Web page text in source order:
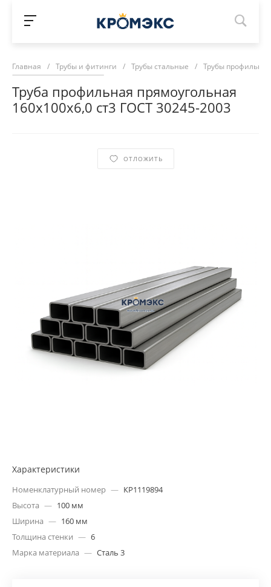
Главная / Трубы и фитинги / Трубы стальные / Трубы
Труба профильная прямоугольная
160х100х6,0 ст3 ГОСТ 30245-2003
ОТЛОЖИТЬ
Характеристики
Номенклатурный номер — КР1119894
Высота — 100 мм
Ширина — 160 мм
Толщина стенки — 6
Марка материала — Сталь 3